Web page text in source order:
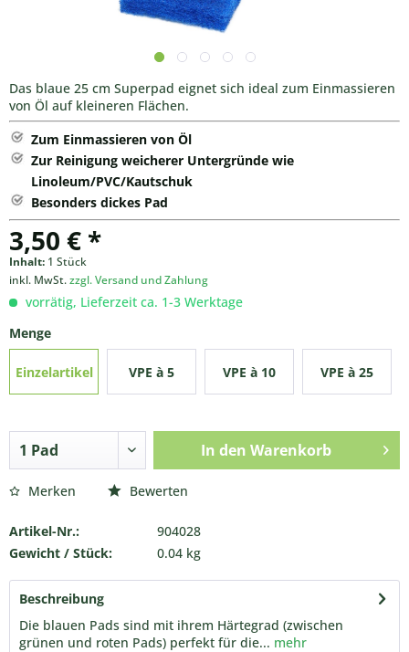
Das blaue 25 cm Superpad eignet sich ideal zum Einmassieren
von Öl auf kleineren Flächen.
Zum Einmassieren von Öl
Zur Reinigung weicherer Untergründe wie
Linoleum/PVC/Kautschuk
Besonders dickes Pad
3,50 € *
Inhalt: 1 Stück
inkl. MwSt.zzgl. Versand und Zahlung
vorrätig, Lieferzeit ca. 1-3 Werktage
Menge
Einzelartikel VPE à 5 VPE à 10 VPE à 25
In den Warenkorb
Merken Bewerten
Artikel-Nr.:
904028
Gewicht / Stück:
0.04 kg
Beschreibung
Die blauen Pads sind mit ihrem Härtegrad (zwischen
grünen und roten Pads) perfekt für die... mehr